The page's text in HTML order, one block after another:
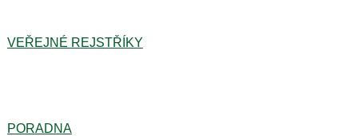
VEŘEJNÉ REJSTŘÍKY
PORADNA